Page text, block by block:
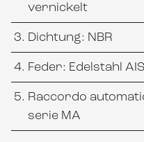
vernickelt
Dichtung: NBR
Feder: Edelstahl
Raccordo
serie MA